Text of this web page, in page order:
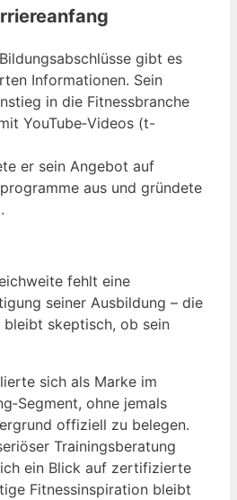
gibt es
Informationen. Sein
in die Fitnessbranche
YouTube‑Videos (t-
er sein Angebot auf
aus und gründete
fehlt eine
seiner Ausbildung – die
bleibt skeptisch, ob sein
sich als Marke im
ohne jemals
offiziell zu belegen.
Trainingsberatung
ein Blick auf zertifizierte
Fitnessinspiration bleibt